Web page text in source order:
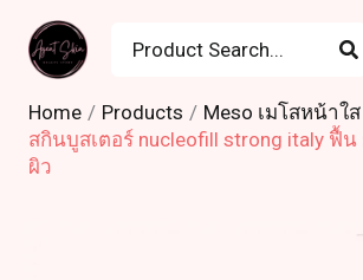
content
for:
Home Products
Meso เมโสหน้าใส
สกินบูสเตอร์ nucleofill strong italy ฟื้
ผิว